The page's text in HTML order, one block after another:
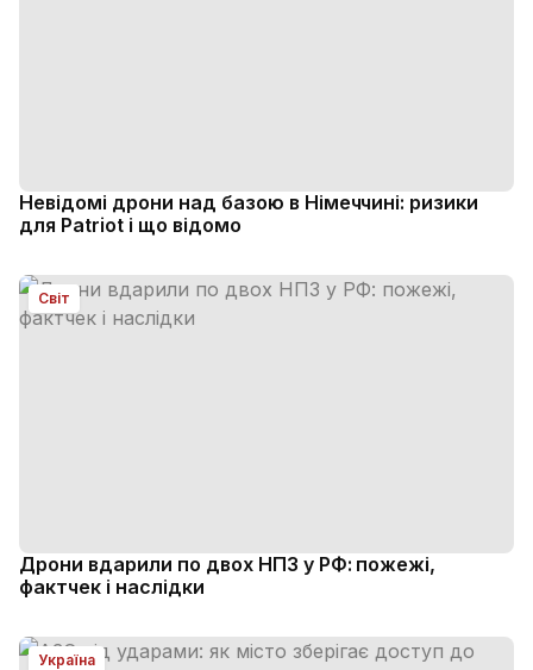
Невідомі дрони над базою в Німеччині: ризики
для Patriot і що відомо
Світ
Дрони вдарили по двох НПЗ у РФ: пожежі,
фактчек і наслідки
Україна